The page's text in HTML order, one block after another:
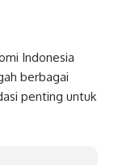
Indonesia
berbagai
penting untuk